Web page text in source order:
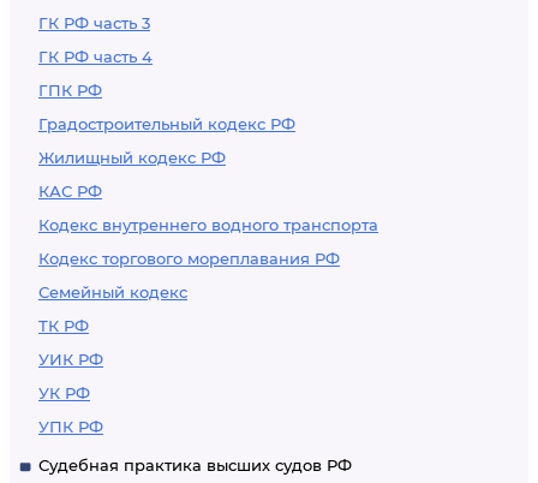
ГК РФ часть 3
ГК РФ часть 4
ГПК РФ
Градостроительный кодекс РФ
Жилищный кодекс РФ
КАС РФ
Кодекс внутреннего водного транспорта
Кодекс торгового мореплавания РФ
Семейный кодекс
ТК РФ
УИК РФ
УК РФ
УПК РФ
Судебная практика высших судов РФ